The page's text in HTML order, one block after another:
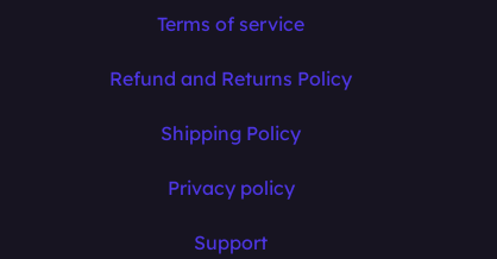
Terms of service
Refund and Returns Policy
Shipping Policy
Privacy policy
Support